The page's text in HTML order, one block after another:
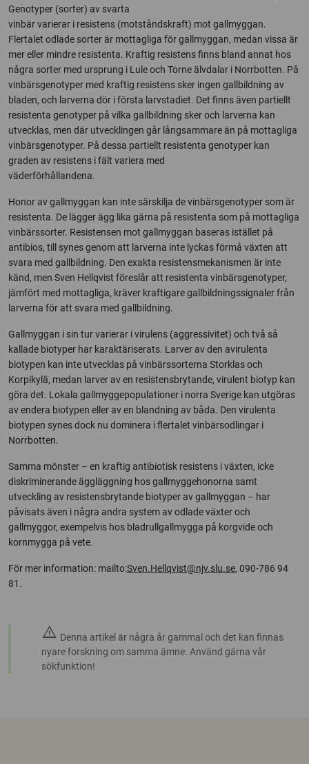
Genotyper (sorter) av svarta
vinbär varierar i resistens (motståndskraft) mot gallmyggan.
Flertalet odlade sorter är mottagliga för gallmyggan, medan vissa är
mer eller mindre resistenta. Kraftig resistens finns bland annat hos
några sorter med ursprung i Lule och Torne älvdalar i Norrbotten. På
vinbärsgenotyper med kraftig resistens sker ingen gallbildning av
bladen, och larverna dör i första larvstadiet. Det finns även partiellt
resistenta genotyper på vilka gallbildning sker och larverna kan
utvecklas, men där utvecklingen går långsammare än på mottagliga
vinbärsgenotyper. På dessa partiellt resistenta genotyper kan
graden av resistens i fält variera med
väderförhållandena.
Honor av gallmyggan kan inte särskilja de vinbärsgenotyper som är
resistenta. De lägger ägg lika gärna på resistenta som på mottagliga
vinbärssorter. Resistensen mot gallmyggan baseras istället på
antibios, till synes genom att larverna inte lyckas förmå växten att
svara med gallbildning. Den exakta resistensmekanismen är inte
känd, men Sven Hellqvist föreslår att resistenta vinbärsgenotyper,
jämfört med mottagliga, kräver kraftigare gallbildningssignaler från
larverna för att svara med gallbildning.
Gallmyggan i sin tur varierar i virulens (aggressivitet) och två så
kallade biotyper har karaktäriserats. Larver av den avirulenta
biotypen kan inte utvecklas på vinbärssorterna Storklas och
Korpikylä, medan larver av en resistensbrytande, virulent biotyp kan
göra det. Lokala gallmyggepopulationer i norra Sverige kan utgöras
av endera biotypen eller av en blandning av båda. Den virulenta
biotypen synes dock nu dominera i flertalet vinbärsodlingar i
Norrbotten.
Samma mönster – en kraftig antibiotisk resistens i växten, icke
diskriminerande äggläggning hos gallmyggehonorna samt
utveckling av resistensbrytande biotyper av gallmyggan – har
påvisats även i några andra system av odlade växter och
gallmyggor, exempelvis hos bladrullgallmygga på korgvide och
kornmygga på vete.
För mer information: mailto:Sven.Hellqvist@njv.slu.se, 090-786 94
81.
warning Denna artikel är några år gammal och det kan finnas
nyare forskning om samma ämne. Använd gärna vår
sökfunktion!